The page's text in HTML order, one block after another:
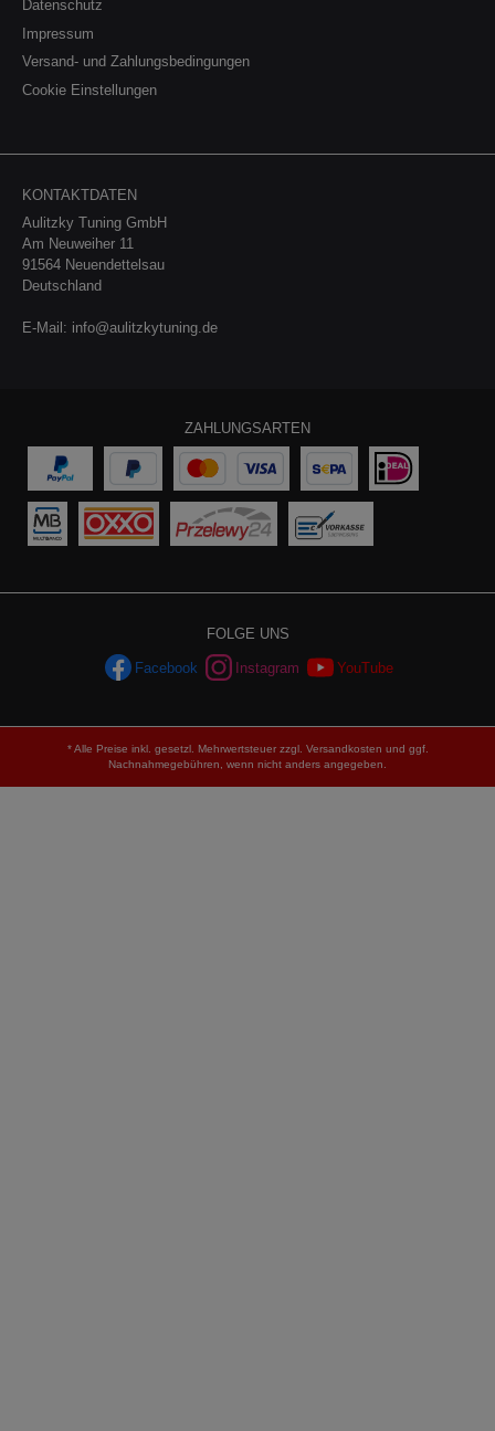
Datenschutz
Impressum
Versand- und Zahlungsbedingungen
Cookie Einstellungen
KONTAKTDATEN
Aulitzky Tuning GmbH
Am Neuweiher 11
91564 Neuendettelsau
Deutschland
E-Mail: info@aulitzkytuning.de
ZAHLUNGSARTEN
FOLGE UNS
Facebook Instagram YouTube
* Alle Preise inkl. gesetzl. Mehrwertsteuer zzgl. Versandkosten und ggf.
Nachnahmegebühren, wenn nicht anders angegeben.